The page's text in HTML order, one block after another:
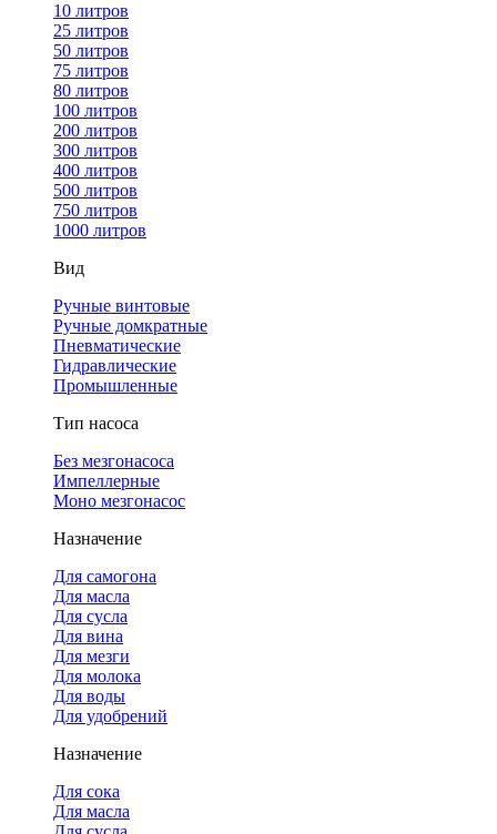
10 литров
25 литров
50 литров
75 литров
80 литров
100 литров
200 литров
300 литров
400 литров
500 литров
750 литров
1000 литров
Вид
Ручные винтовые
Ручные домкратные
Пневматические
Гидравлические
Промышленные
Тип насоса
Без мезгонасоса
Импеллерные
Моно мезгонасос
Назначение
Для самогона
Для масла
Для сусла
Для вина
Для мезги
Для молока
Для воды
Для удобрений
Назначение
Для сока
Для масла